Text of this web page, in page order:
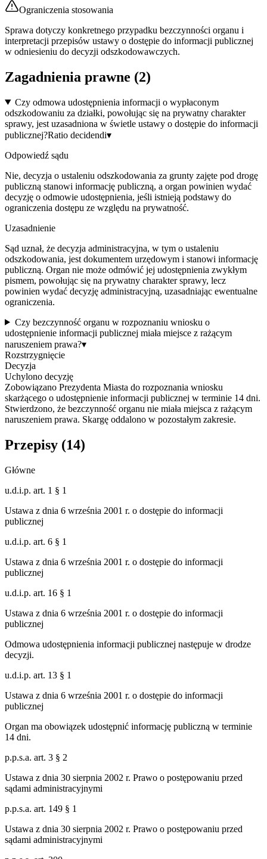
Ograniczenia stosowania
Sprawa dotyczy konkretnego przypadku bezczynności organu i
interpretacji przepisów ustawy o dostępie do informacji publicznej
w odniesieniu do decyzji odszkodowawczych.
Zagadnienia prawne (2)
Czy odmowa udostępnienia informacji o wypłaconym
odszkodowaniu za działki, powołując się na prywatny charakter
sprawy, jest uzasadniona w świetle ustawy o dostępie do informacji
publicznej?Ratio decidendi▾
Odpowiedź sądu
Nie, decyzja o ustaleniu odszkodowania za grunty zajęte pod drogę
publiczną stanowi informację publiczną, a organ powinien wydać
decyzję o odmowie udostępnienia, jeśli istnieją podstawy do
ograniczenia dostępu ze względu na prywatność.
Uzasadnienie
Sąd uznał, że decyzja administracyjna, w tym o ustaleniu
odszkodowania, jest dokumentem urzędowym i stanowi informację
publiczną. Organ nie może odmówić jej udostępnienia zwykłym
pismem, powołując się na prywatny charakter sprawy, lecz
powinien wydać decyzję administracyjną, uzasadniając ewentualne
ograniczenia.
Czy bezczynność organu w rozpoznaniu wniosku o
udostępnienie informacji publicznej miała miejsce z rażącym
naruszeniem prawa?▾
Rozstrzygnięcie
Decyzja
Uchylono decyzję
Zobowiązano Prezydenta Miasta do rozpoznania wniosku
skarżącego o udostępnienie informacji publicznej w terminie 14 dni.
Stwierdzono, że bezczynność organu nie miała miejsca z rażącym
naruszeniem prawa. Skargę oddalono w pozostałym zakresie.
Przepisy (14)
Główne
u.d.i.p. art. 1 § 1
Ustawa z dnia 6 września 2001 r. o dostępie do informacji
publicznej
u.d.i.p. art. 6 § 1
Ustawa z dnia 6 września 2001 r. o dostępie do informacji
publicznej
u.d.i.p. art. 16 § 1
Ustawa z dnia 6 września 2001 r. o dostępie do informacji
publicznej
Odmowa udostępnienia informacji publicznej następuje w drodze
decyzji.
u.d.i.p. art. 13 § 1
Ustawa z dnia 6 września 2001 r. o dostępie do informacji
publicznej
Organ ma obowiązek udostępnić informację publiczną w terminie
14 dni.
p.p.s.a. art. 3 § 2
Ustawa z dnia 30 sierpnia 2002 r. Prawo o postępowaniu przed
sądami administracyjnymi
p.p.s.a. art. 149 § 1
Ustawa z dnia 30 sierpnia 2002 r. Prawo o postępowaniu przed
sądami administracyjnymi